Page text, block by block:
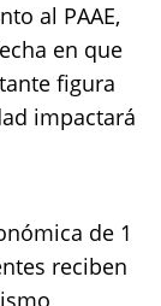
al PAAE,
en que
figura
impactará
de 1
reciben